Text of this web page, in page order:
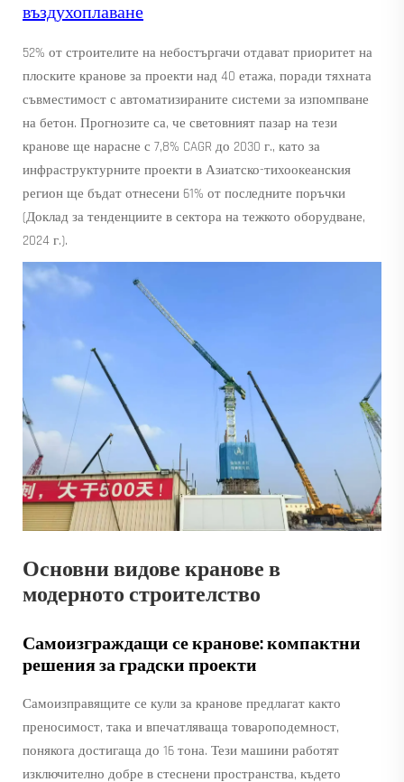
въздухоплаване
52% от строителите на небостъргачи отдават приоритет на
плоските кранове за проекти над 40 етажа, поради тяхната
съвместимост с автоматизираните системи за изпомпване
на бетон. Прогнозите са, че световният пазар на тези
кранове ще нарасне с 7,8% CAGR до 2030 г., като за
инфраструктурните проекти в Азиатско-тихоокеанския
регион ще бъдат отнесени 61% от последните поръчки
(Доклад за тенденциите в сектора на тежкото оборудване,
2024 г.).
Основни видове кранове в
модерното строителство
Самоизграждащи се кранове: компактни
решения за градски проекти
Самоизправящите се кули за кранове предлагат както
преносимост, така и впечатляваща товароподемност,
понякога достигаща до 16 тона. Тези машини работят
изключително добре в стеснени пространства, където